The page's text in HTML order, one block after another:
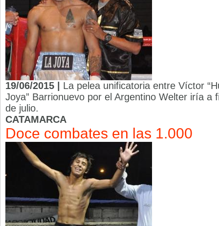
19/06/2015 | La pelea unificatoria entre Víctor
Joya” Barrionuevo por el Argentino Welter iría a
de julio.
CATAMARCA
Doce combates en las 1.000